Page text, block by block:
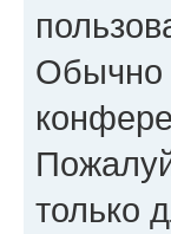
Обычно
только